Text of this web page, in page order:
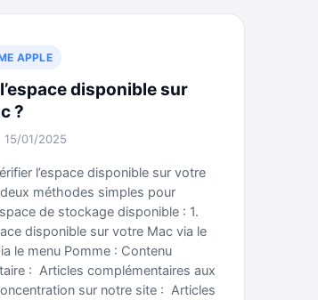
APPLE
disponible sur
?
15/01/2025
l’espace disponible sur votre
méthodes simples pour
de stockage disponible : 1.
disponible sur votre Mac via le
le menu Pomme : Contenu
: Articles complémentaires aux
sur notre site : Articles